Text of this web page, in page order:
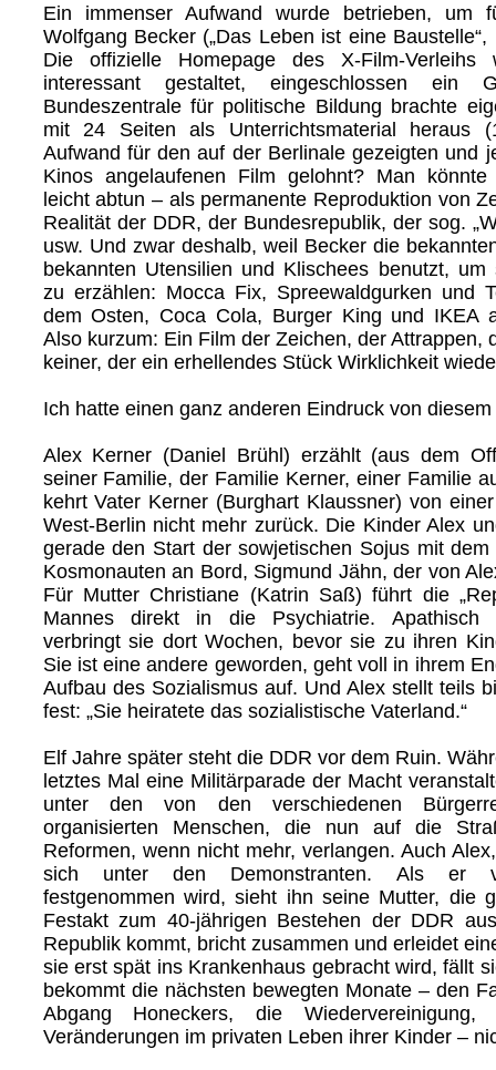
Ein immenser Aufwand wurde betrieben, um
Wolfgang Becker („Das Leben ist eine
Die offizielle Homepage des X-Film-
interessant gestaltet, eingeschlossen ein
Bundeszentrale für politische Bildung brachte
mit 24 Seiten als Unterrichtsmaterial heraus
Aufwand für den auf der Berlinale gezeigten und
Kinos angelaufenen Film gelohnt? Man könnte
leicht abtun – als permanente Reproduktion von
Realität der DDR, der Bundesrepublik, der sog.
usw. Und zwar deshalb, weil Becker die
bekannten Utensilien und Klischees benutzt, um
zu erzählen: Mocca Fix, Spreewaldgurken und
dem Osten, Coca Cola, Burger King und IKEA
Also kurzum: Ein Film der Zeichen, der Attrappen,
keiner, der ein erhellendes Stück Wirklichkeit
Ich hatte einen ganz anderen Eindruck von diesem
Alex Kerner (Daniel Brühl) erzählt (aus dem
seiner Familie, der Familie Kerner, einer Familie
kehrt Vater Kerner (Burghart Klaussner) von
West-Berlin nicht mehr zurück. Die Kinder Alex
gerade den Start der sowjetischen Sojus mit
Kosmonauten an Bord, Sigmund Jähn, der von
Für Mutter Christiane (Katrin Saß) führt die
Mannes direkt in die Psychiatrie. Apathisch
verbringt sie dort Wochen, bevor sie zu ihren
Sie ist eine andere geworden, geht voll in ihrem
Aufbau des Sozialismus auf. Und Alex stellt teils
fest: „Sie heiratete das sozialistische Vaterland.“
Elf Jahre später steht die DDR vor dem Ruin.
letztes Mal eine Militärparade der Macht
unter den von den verschiedenen
organisierten Menschen, die nun auf die
Reformen, wenn nicht mehr, verlangen. Auch
sich unter den Demonstranten. Als er
festgenommen wird, sieht ihn seine Mutter, die
Festakt zum 40-jährigen Bestehen der DDR
Republik kommt, bricht zusammen und erleidet
sie erst spät ins Krankenhaus gebracht wird, fällt
bekommt die nächsten bewegten Monate – den
Abgang Honeckers, die
Veränderungen im privaten Leben ihrer Kinder –